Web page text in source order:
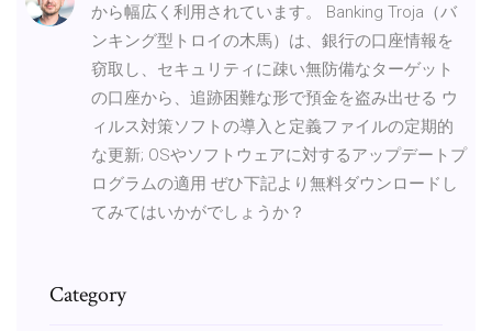
から幅広く利用されています。 Banking Troja（バ
ンキング型トロイの木馬）は、銀行の口座情報を
窃取し、セキュリティに疎い無防備なターゲット
の口座から、追跡困難な形で預金を盗み出せる ウ
ィルス対策ソフトの導入と定義ファイルの定期的
な更新; OSやソフトウェアに対するアップデートプ
ログラムの適用 ぜひ下記より無料ダウンロードし
てみてはいかがでしょうか？
Category